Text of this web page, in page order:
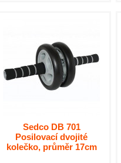
Sedco DB 701
Posilovací dvojité
kolečko, průměr 17cm